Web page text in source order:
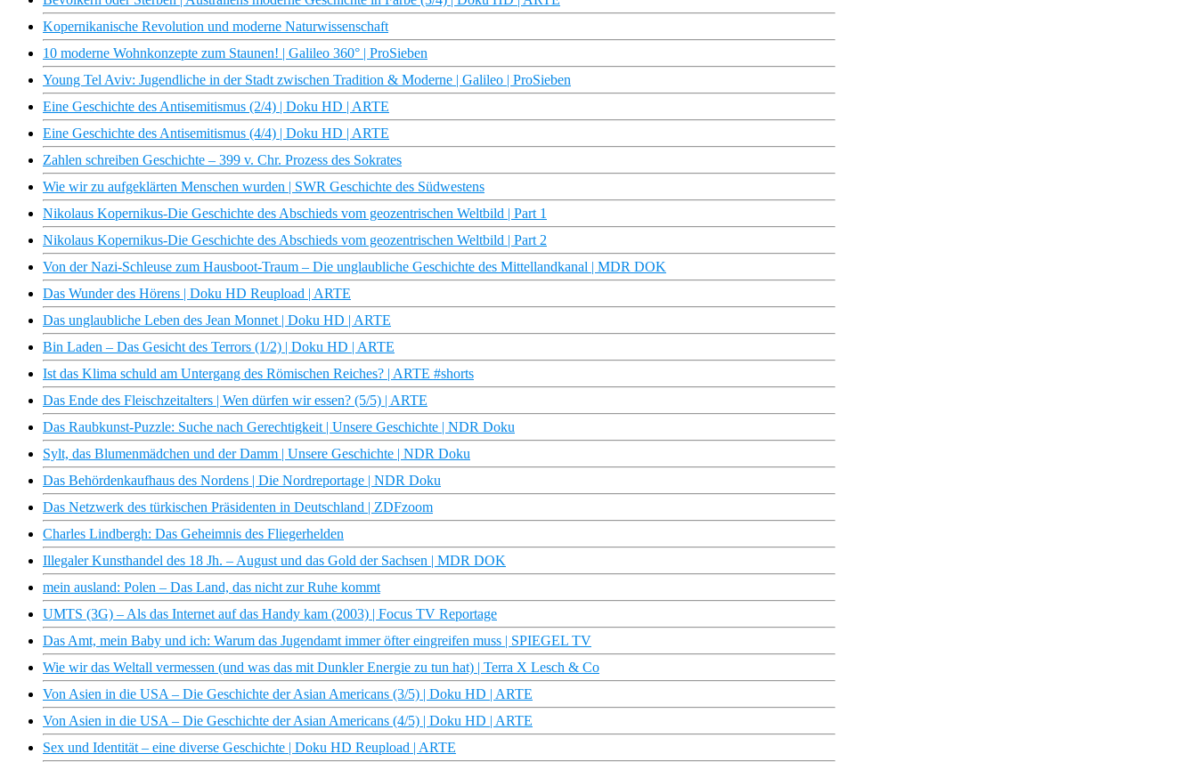
Kopernikanische Revolution und moderne Naturwissenschaft
10 moderne Wohnkonzepte zum Staunen! | Galileo 360° | ProSieben
Young Tel Aviv: Jugendliche in der Stadt zwischen Tradition & Moderne | Galileo | ProSieben
Eine Geschichte des Antisemitismus (2/4) | Doku HD | ARTE
Eine Geschichte des Antisemitismus (4/4) | Doku HD | ARTE
Zahlen schreiben Geschichte – 399 v. Chr. Prozess des Sokrates
Wie wir zu aufgeklärten Menschen wurden | SWR Geschichte des Südwestens
Nikolaus Kopernikus-Die Geschichte des Abschieds vom geozentrischen Weltbild | Part 1
Nikolaus Kopernikus-Die Geschichte des Abschieds vom geozentrischen Weltbild | Part 2
Von der Nazi-Schleuse zum Hausboot-Traum – Die unglaubliche Geschichte des Mittellandkanal | MDR DOK
Das Wunder des Hörens | Doku HD Reupload | ARTE
Das unglaubliche Leben des Jean Monnet | Doku HD | ARTE
Bin Laden – Das Gesicht des Terrors (1/2) | Doku HD | ARTE
Ist das Klima schuld am Untergang des Römischen Reiches? | ARTE #shorts
Das Ende des Fleischzeitalters | Wen dürfen wir essen? (5/5) | ARTE
Das Raubkunst-Puzzle: Suche nach Gerechtigkeit | Unsere Geschichte | NDR Doku
Sylt, das Blumenmädchen und der Damm | Unsere Geschichte | NDR Doku
Das Behördenkaufhaus des Nordens | Die Nordreportage | NDR Doku
Das Netzwerk des türkischen Präsidenten in Deutschland | ZDFzoom
Charles Lindbergh: Das Geheimnis des Fliegerhelden
Illegaler Kunsthandel des 18 Jh. – August und das Gold der Sachsen | MDR DOK
mein ausland: Polen – Das Land, das nicht zur Ruhe kommt
UMTS (3G) – Als das Internet auf das Handy kam (2003) | Focus TV Reportage
Das Amt, mein Baby und ich: Warum das Jugendamt immer öfter eingreifen muss | SPIEGEL TV
Wie wir das Weltall vermessen (und was das mit Dunkler Energie zu tun hat) | Terra X Lesch & Co
Von Asien in die USA – Die Geschichte der Asian Americans (3/5) | Doku HD | ARTE
Von Asien in die USA – Die Geschichte der Asian Americans (4/5) | Doku HD | ARTE
Sex und Identität – eine diverse Geschichte | Doku HD Reupload | ARTE